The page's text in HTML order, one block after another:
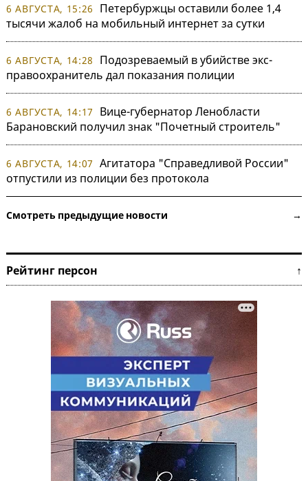
6 АВГУСТА, 15:26
Петербуржцы оставили более 1,4
тысячи жалоб на мобильный интернет за сутки
6 АВГУСТА, 14:28
Подозреваемый в убийстве экс-
правоохранитель дал показания полиции
6 АВГУСТА, 14:17
Вице-губернатор Ленобласти
Барановский получил знак "Почетный строитель"
6 АВГУСТА, 14:07 Агитатора "Справедливой России"
отпустили из полиции без протокола
Смотреть предыдущие новости →
Рейтинг персон ↑